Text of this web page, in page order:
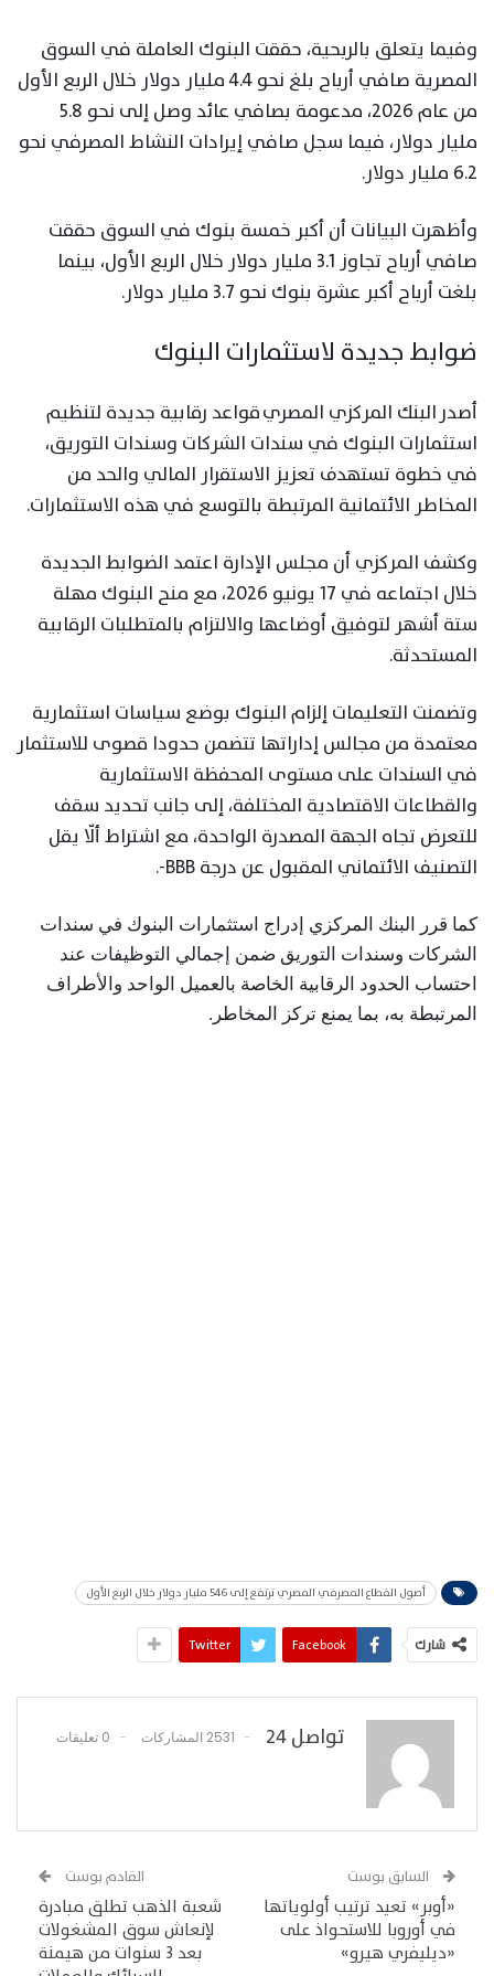
وفيما يتعلق بالربحية، حققت البنوك العاملة في السوق
المصرية صافي أرباح بلغ نحو 4.4 مليار دولار خلال الربع الأول
من عام 2026، مدعومة بصافي عائد وصل إلى نحو 5.8
مليار دولار، فيما سجل صافي إيرادات النشاط المصرفي نحو
6.2 مليار دولار.
وأظهرت البيانات أن أكبر خمسة بنوك في السوق حققت
صافي أرباح تجاوز 3.1 مليار دولار خلال الربع الأول، بينما
بلغت أرباح أكبر عشرة بنوك نحو 3.7 مليار دولار.
ضوابط جديدة لاستثمارات البنوك
أصدر البنك المركزي المصري قواعد رقابية جديدة لتنظيم
استثمارات البنوك في سندات الشركات وسندات التوريق،
في خطوة تستهدف تعزيز الاستقرار المالي والحد من
المخاطر الائتمانية المرتبطة بالتوسع في هذه الاستثمارات.
وكشف المركزي أن مجلس الإدارة اعتمد الضوابط الجديدة
خلال اجتماعه في 17 يونيو 2026، مع منح البنوك مهلة
ستة أشهر لتوفيق أوضاعها والالتزام بالمتطلبات الرقابية
المستحدثة.
وتضمنت التعليمات إلزام البنوك بوضع سياسات استثمارية
معتمدة من مجالس إداراتها تتضمن حدودا قصوى للاستثمار
في السندات على مستوى المحفظة الاستثمارية
والقطاعات الاقتصادية المختلفة، إلى جانب تحديد سقف
للتعرض تجاه الجهة المصدرة الواحدة، مع اشتراط ألّا يقل
التصنيف الائتماني المقبول عن درجة BBB-.
كما قرر البنك المركزي إدراج استثمارات البنوك في سندات
الشركات وسندات التوريق ضمن إجمالي التوظيفات عند
احتساب الحدود الرقابية الخاصة بالعميل الواحد والأطراف
المرتبطة به، بما يمنع تركز المخاطر.
أصول القطاع المصرفي المصري ترتفع إلى 546 مليار دولار خلال الربع الأول
شارك Facebook
Twitter
تواصل 24 2531 المشاركات 0 تعليقات
السابق بوست
«أوبر» تعيد ترتيب أولوياتها
في أوروبا للاستحواذ على
«ديليفري هيرو»
القادم بوست
شعبة الذهب تطلق مبادرة
لإنعاش سوق المشغولات
بعد 3 سنوات من هيمنة